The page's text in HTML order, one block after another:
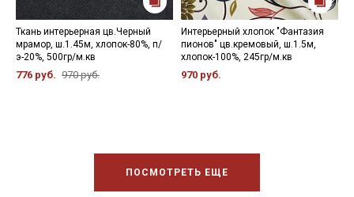
Ткань интерьерная цв.Черный
мрамор, ш.1.45м, хлопок-80%, п/
э-20%, 500гр/м.кв
776 руб. 970 руб.
Интерьерный хлопок "Фантазия
пионов" цв.кремовый, ш.1.5м,
хлопок-100%, 245гр/м.кв
970 руб.
ПОСМОТРЕТЬ ЕЩЕ